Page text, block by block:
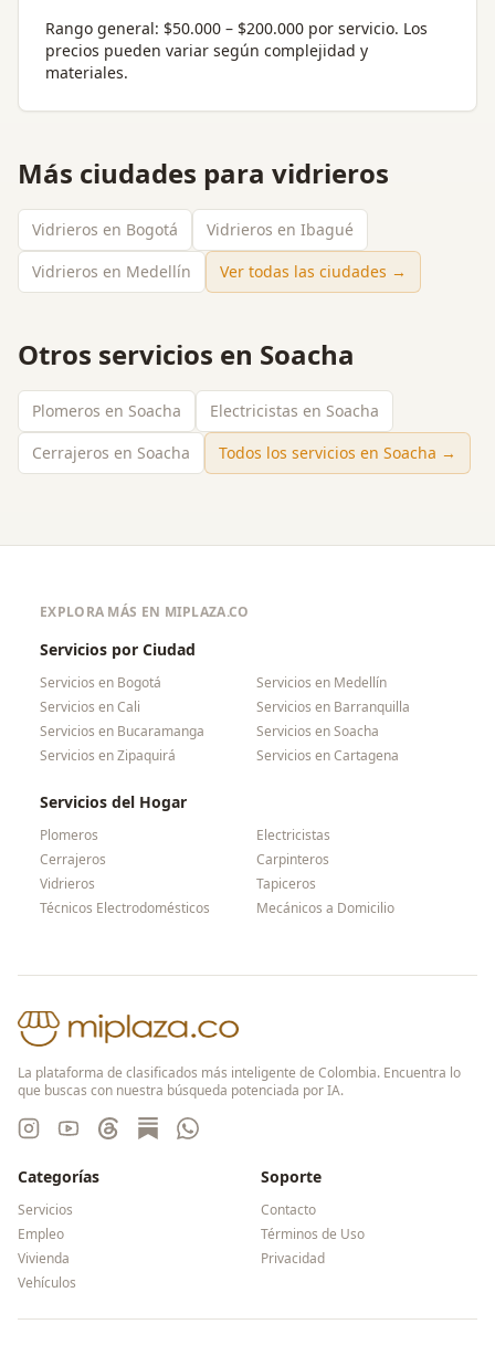
Rango general: $50.000 – $200.000 por servicio. Los
precios pueden variar según complejidad y
materiales.
Más ciudades para vidrieros
Vidrieros en Bogotá
Vidrieros en Ibagué
Vidrieros en Medellín
Ver todas las ciudades →
Otros servicios en Soacha
Plomeros en Soacha
Electricistas en Soacha
Cerrajeros en Soacha
Todos los servicios en Soacha →
EXPLORA MÁS EN MIPLAZA.CO
Servicios por Ciudad
Servicios en Bogotá Servicios en Medellín
Servicios enCali Servicios en Barranquilla
Servicios en Bucaramanga Servicios enSoacha
Servicios enZipaquirá Servicios enCartagena
Servicios del Hogar
Plomeros
Electricistas
Cerrajeros
Carpinteros
Vidrieros
Tapiceros
Técnicos Electrodomésticos
Mecánicos a Domicilio
La plataforma de clasificados más inteligente de Colombia. Encuentra lo
que buscas con nuestra búsqueda potenciada por IA.
Categorías
Servicios
Empleo
Vivienda
Vehículos
Soporte
Contacto
Términos de Uso
Privacidad